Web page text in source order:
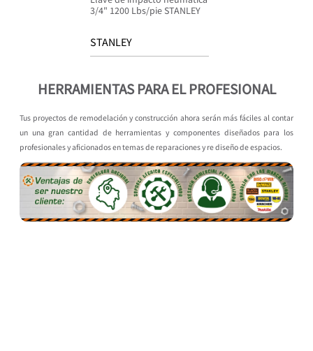
3/4" 1200 Lbs/pie STANLEY
STANLEY
HERRAMIENTAS PARA EL PROFESIONAL
Tus proyectos de remodelación y construcción ahora serán más fáciles al contar
un una gran cantidad de herramientas y componentes diseñados para los
profesionales y aficionados en temas de reparaciones y re diseño de espacios.